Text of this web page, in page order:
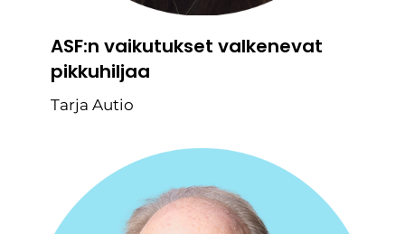
ASF:n vaikutukset valkenevat
pikkuhiljaa
Tarja Autio